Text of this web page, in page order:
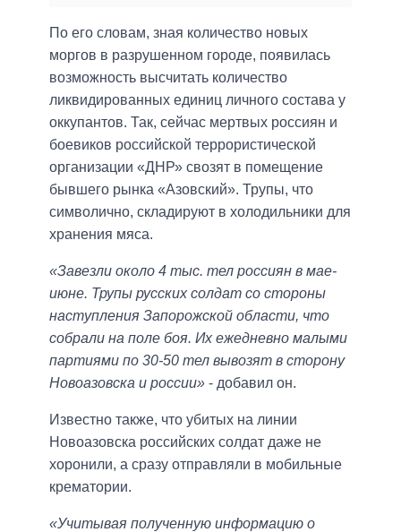
По его словам, зная количество новых
моргов в разрушенном городе, появилась
возможность высчитать количество
ликвидированных единиц личного состава у
оккупантов. Так, сейчас мертвых россиян и
боевиков российской террористической
организации «ДНР» свозят в помещение
бывшего рынка «Азовский». Трупы, что
символично, складируют в холодильники для
хранения мяса.
«Завезли около 4 тыс. тел россиян в мае-
июне. Трупы русских солдат со стороны
наступления Запорожской области, что
собрали на поле боя. Их ежедневно малыми
партиями по 30-50 тел вывозят в сторону
Новоазовска и россии» - добавил он.
Известно также, что убитых на линии
Новоазовска российских солдат даже не
хоронили, а сразу отправляли в мобильные
крематории.
«Учитывая полученную информацию о